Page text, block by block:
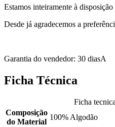
Estamos inteiramente à
Desde já agradecemos a
Garantia do vendedor: 30 diasA
Ficha Técnica
Ficha
Composição
do Material
100% Algodão